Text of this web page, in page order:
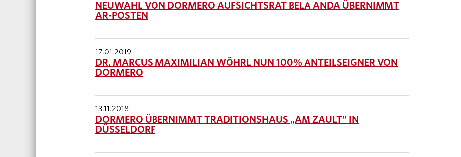
NEUWAHL VON DORMERO AUFSICHTSRAT BELA ANDA ÜBERNIMMT
AR-POSTEN
17.01.2019
DR. MARCUS MAXIMILIAN WÖHRL NUN 100% ANTEILSEIGNER VON
DORMERO
13.11.2018
DORMERO ÜBERNIMMT TRADITIONSHAUS „AM ZAULT“ IN
DÜSSELDORF